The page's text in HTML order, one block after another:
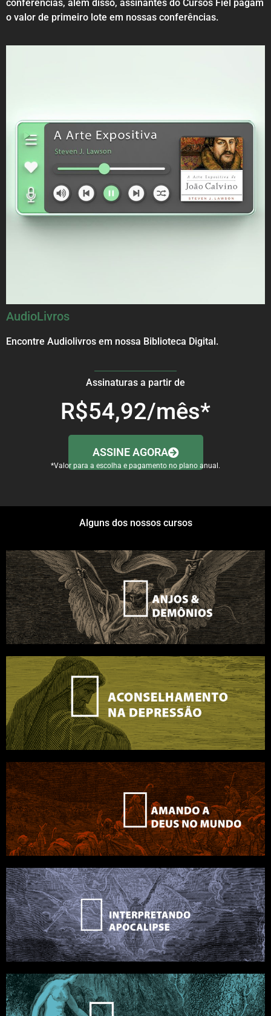
conferências, além disso, assinantes do Cursos Fiel pagam
o valor de primeiro lote em nossas conferências.
AudioLivros
Encontre Audiolivros em nossa Biblioteca Digital.
Assinaturas a partir de
R$54,92/mês*
ASSINE AGORA
*Valor para a escolha e pagamento no plano anual.
Alguns dos nossos cursos